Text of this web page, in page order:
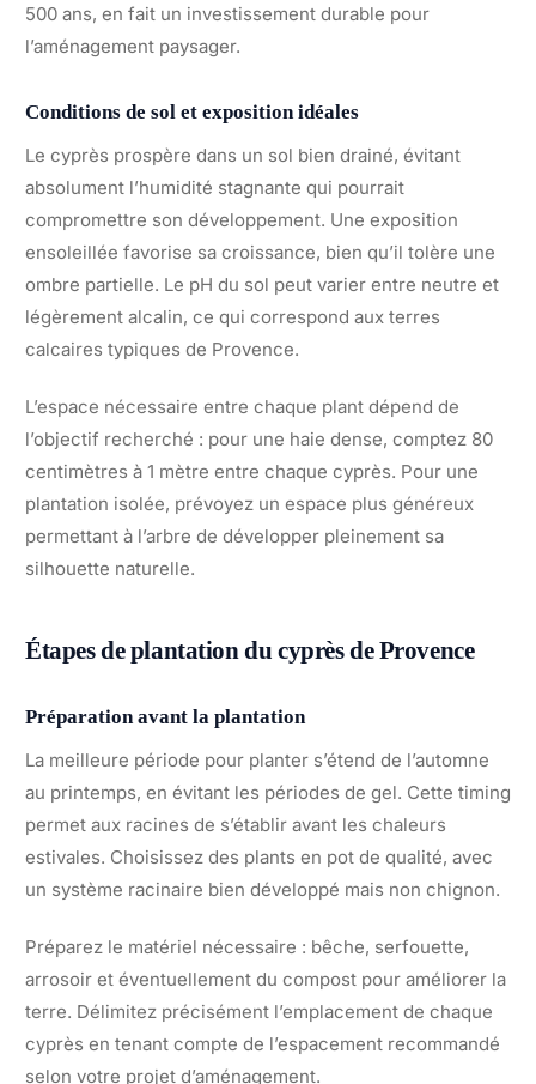
500 ans, en fait un investissement durable pour
l’aménagement paysager.
Conditions de sol et exposition idéales
Le cyprès prospère dans un sol bien drainé, évitant
absolument l’humidité stagnante qui pourrait
compromettre son développement. Une exposition
ensoleillée favorise sa croissance, bien qu’il tolère une
ombre partielle. Le pH du sol peut varier entre neutre et
légèrement alcalin, ce qui correspond aux terres
calcaires typiques de Provence.
L’espace nécessaire entre chaque plant dépend de
l’objectif recherché : pour une haie dense, comptez 80
centimètres à 1 mètre entre chaque cyprès. Pour une
plantation isolée, prévoyez un espace plus généreux
permettant à l’arbre de développer pleinement sa
silhouette naturelle.
Étapes de plantation du cyprès de Provence
Préparation avant la plantation
La meilleure période pour planter s’étend de l’automne
au printemps, en évitant les périodes de gel. Cette timing
permet aux racines de s’établir avant les chaleurs
estivales. Choisissez des plants en pot de qualité, avec
un système racinaire bien développé mais non chignon.
Préparez le matériel nécessaire : bêche, serfouette,
arrosoir et éventuellement du compost pour améliorer la
terre. Délimitez précisément l’emplacement de chaque
cyprès en tenant compte de l’espacement recommandé
selon votre projet d’aménagement.